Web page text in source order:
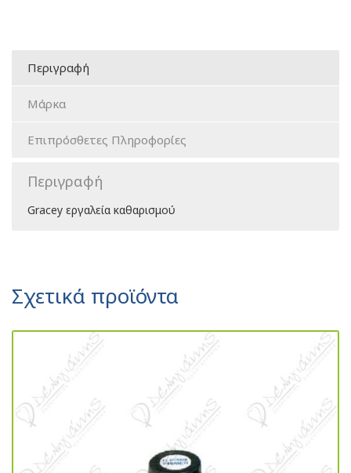
Περιγραφή
Μάρκα
Επιπρόσθετες Πληροφορίες
Περιγραφή
Gracey εργαλεία καθαρισμού
Σχετικά προϊόντα